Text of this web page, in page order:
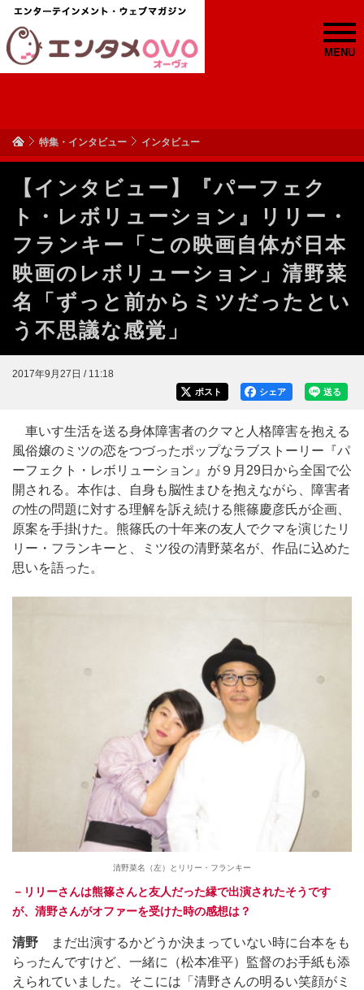
MENU
特集・インタビュー インタビュー
【インタビュー】『パーフェク
ト・レボリューション』リリー・
フランキー「この映画自体が日本
映画のレボリューション」清野菜
名「ずっと前からミツだったとい
う不思議な感覚」
2017年9月27日 / 11:18
送る
シェア
ポスト
車いす生活を送る身体障害者のクマと人格障害を抱える
風俗嬢のミツの恋をつづったポップなラブストーリー『パ
ーフェクト・レボリューション』が９月29日から全国で公
開される。本作は、自身も脳性まひを抱えながら、障害者
の性の問題に対する理解を訴え続ける熊篠慶彦氏が企画、
原案を手掛けた。熊篠氏の十年来の友人でクマを演じたリ
リー・フランキーと、ミツ役の清野菜名が、作品に込めた
思いを語った。
清野菜名（左）とリリー・フランキー
－リリーさんは熊篠さんと友人だった縁で出演されたそうです
が、清野さんがオファーを受けた時の感想は？
清野 まだ出演するかどうか決まっていない時に台本をも
らったんですけど、一緒に（松本准平）監督のお手紙も添
えられていました。そこには「清野さんの明るい笑顔がミ